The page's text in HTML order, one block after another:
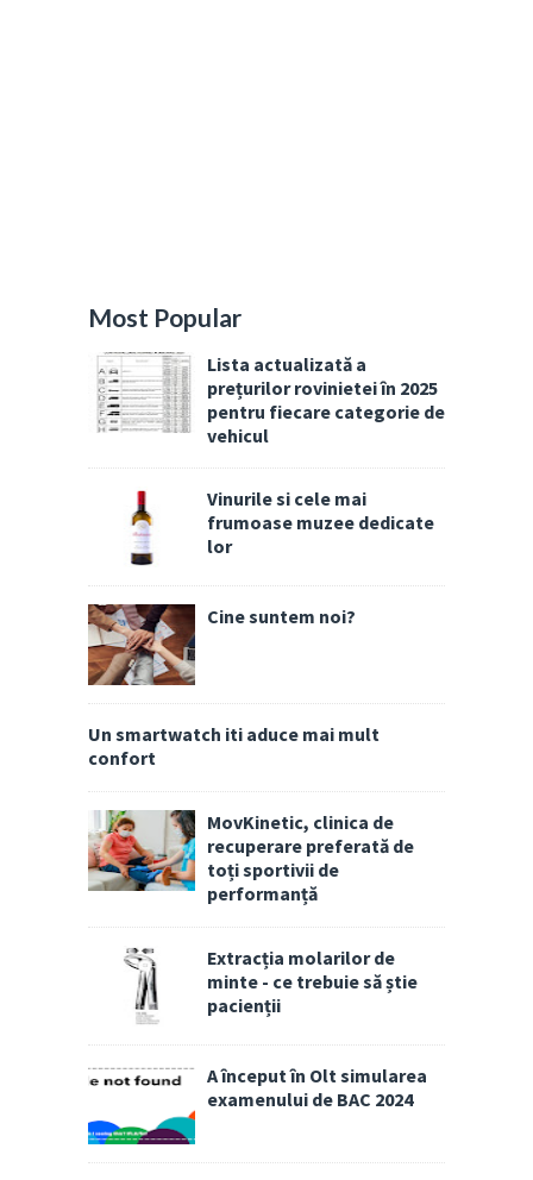
Most Popular
Lista actualizată a
prețurilor rovinietei în 2025
pentru fiecare categorie de
vehicul
Vinurile si cele mai
frumoase muzee dedicate
lor
Cine suntem noi?
Un smartwatch iti aduce mai mult
confort
MovKinetic, clinica de
recuperare preferată de
toți sportivii de
performanță
Extracția molarilor de
minte - ce trebuie să știe
pacienții
A început în Olt simularea
examenului de BAC 2024